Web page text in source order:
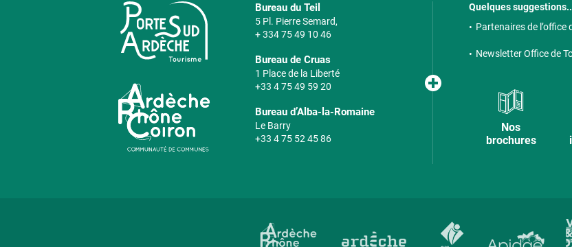
Bureau du Teil
5 Pl. Pierre Semard,
+ 334 75 49 10 46
Bureau de Cruas
1 Place de la Liberté
+33 4 75 49 59 20
Bureau d’Alba-la-Romaine
Le Barry
+33 4 75 52 45 86
Quelques
Partenaires de l’office
Newsletter Office de
Nos
brochures